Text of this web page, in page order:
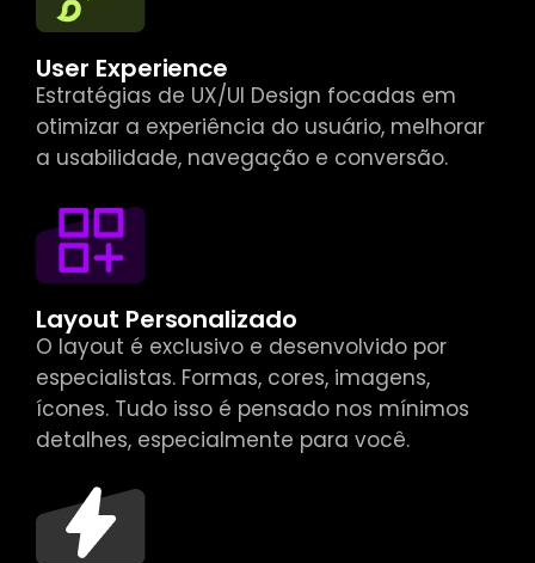
User Experience
Estratégias de UX/UI Design focadas em
otimizar a experiência do usuário, melhorar
a usabilidade, navegação e conversão.
Layout Personalizado
O layout é exclusivo e desenvolvido por
especialistas. Formas, cores, imagens,
ícones. Tudo isso é pensado nos mínimos
detalhes, especialmente para você.